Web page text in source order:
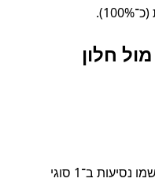
חלון
במסלול מז'נבה לאינטרלאקן נרשמו נסיעות ב־1 סוגי